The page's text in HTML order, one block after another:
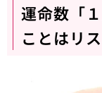
運命数「
ことはリ